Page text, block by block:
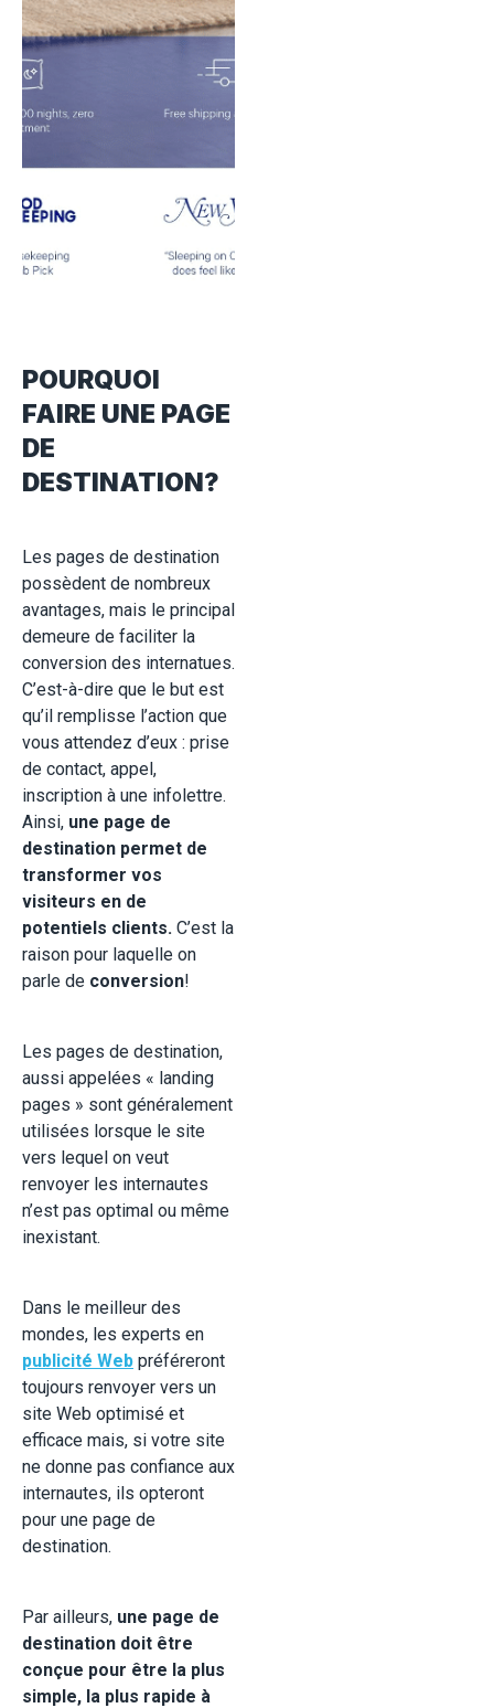
POURQUOI
FAIRE UNE PAGE
DE
DESTINATION?
Les pages de destination
possèdent de nombreux
avantages, mais le principal
demeure de faciliter la
conversion des internatues.
C’est-à-dire que le but est
qu’il remplisse l’action que
vous attendez d’eux : prise
de contact, appel,
inscription à une infolettre.
Ainsi, une page de
destination permet de
transformer vos
visiteurs en de
potentiels clients. C’est la
raison pour laquelle on
parle de conversion!
Les pages de destination,
aussi appelées « landing
pages » sont généralement
utilisées lorsque le site
vers lequel on veut
renvoyer les internautes
n’est pas optimal ou même
inexistant.
Dans le meilleur des
mondes, les experts en
publicité Web préféreront
toujours renvoyer vers un
site Web optimisé et
efficace mais, si votre site
ne donne pas confiance aux
internautes, ils opteront
pour une page de
destination.
Par ailleurs, une page de
destination doit être
conçue pour être la plus
simple, la plus rapide à